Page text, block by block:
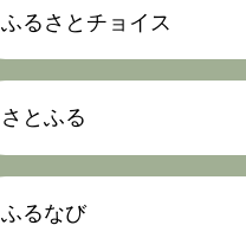
ふるさとチョイス
さとふる
ふるなび